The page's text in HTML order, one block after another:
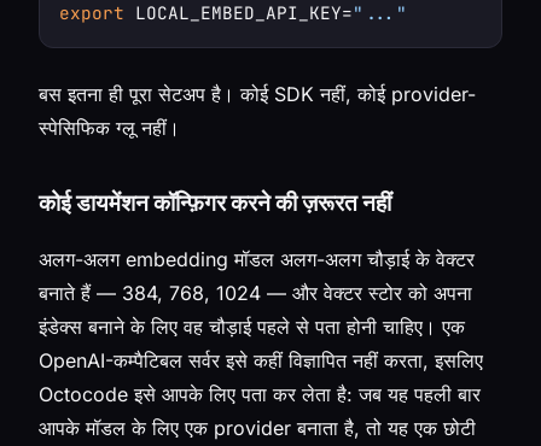
export LOCAL_EMBED_API_KEY="..."
बस इतना ही पूरा सेटअप है। कोई SDK नहीं, कोई provider-
स्पेसिफिक ग्लू नहीं।
कोई डायमेंशन कॉन्फ़िगर करने की ज़रूरत नहीं
अलग-अलग embedding मॉडल अलग-अलग चौड़ाई के वेक्टर
बनाते हैं — 384, 768, 1024 — और वेक्टर स्टोर को अपना
इंडेक्स बनाने के लिए वह चौड़ाई पहले से पता होनी चाहिए। एक
OpenAI-कम्पैटिबल सर्वर इसे कहीं विज्ञापित नहीं करता, इसलिए
Octocode इसे आपके लिए पता कर लेता है: जब यह पहली बार
आपके मॉडल के लिए एक provider बनाता है, तो यह एक छोटी